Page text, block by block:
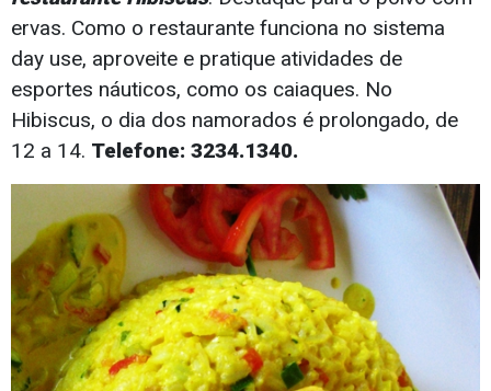
ervas. Como o restaurante funciona no sistema
day use, aproveite e pratique atividades de
esportes náuticos, como os caiaques. No
Hibiscus, o dia dos namorados é prolongado, de
12 a 14. Telefone: 3234.1340.